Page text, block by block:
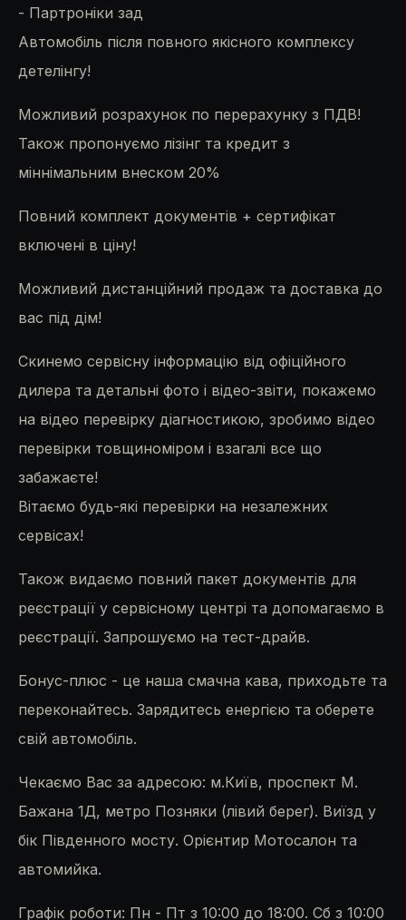
- Партроніки зад
Автомобіль після повного якісного комплексу
детелінгу!
Можливий розрахунок по перерахунку з ПДВ!
Також пропонуємо лізінг та кредит з
міннімальним внеском 20%
Повний комплект документів + сертифікат
включені в ціну!
Можливий дистанційний продаж та доставка до
вас під дім!
Скинемо сервісну інформацію від офіційного
дилера та детальні фото і відео-звіти, покажемо
на відео перевірку діагностикою, зробимо відео
перевірки товщиноміром і взагалі все що
забажаєте!
Вітаємо будь-які перевірки на незалежних
сервісах!
Також видаємо повний пакет документів для
реєстрації у сервісному центрі та допомагаємо в
реєстрації. Запрошуємо на тест-драйв.
Бонус-плюс - це наша смачна кава, приходьте та
переконайтесь. Зарядитесь енергією та оберете
свій автомобіль.
Чекаємо Вас за адресою: м.Київ, проспект М.
Бажана 1Д, метро Позняки (лівий берег). Виїзд у
бік Південного мосту. Орієнтир Мотосалон та
автомийка.
Графік роботи: Пн - Пт з 10:00 до 18:00. Сб з 10:00